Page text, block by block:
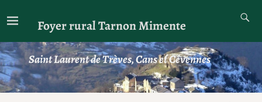
Foyer rural Tarnon Mimente
Saint Laurent de Trèves, Cans et Cévennes